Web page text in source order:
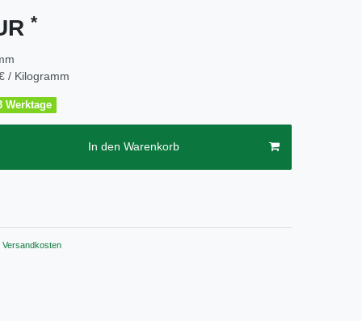
*
/ Kilogramm
Werktage
In den Warenkorb
Versandkosten